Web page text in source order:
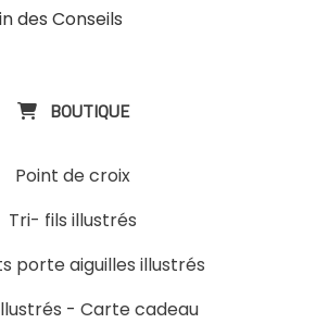
des Conseils
 BOUTIQUE
Point de croix
Tri- fils illustrés
porte aiguilles illustrés
- Carte cadeau